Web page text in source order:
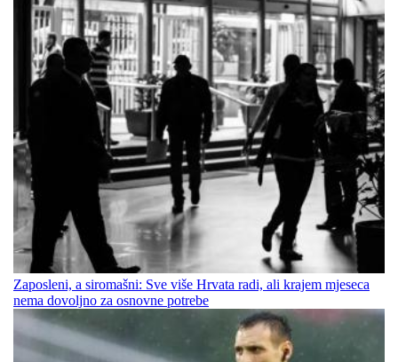
Zaposleni, a siromašni: Sve više Hrvata radi, ali krajem mjeseca
nema dovoljno za osnovne potrebe